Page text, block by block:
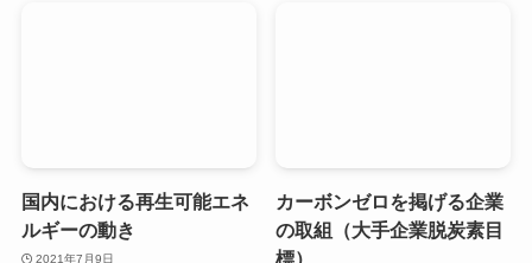
国内における再生可能エネ
ルギーの動き
2021年7月9日
カーボンゼロを掲げる企業
の取組（大手企業脱炭素目
標）